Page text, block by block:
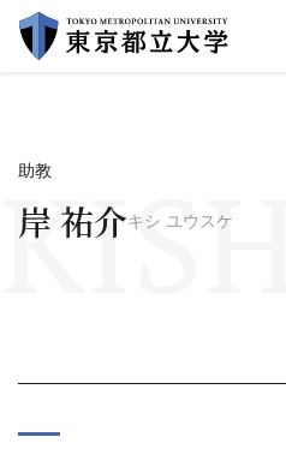
ン
グローバルメニューにスキップ
助教
岸 祐介キシ ユウスケ